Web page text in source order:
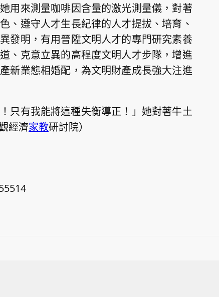
用來測量咖啡因含量的激光測量儀，對著
、遵守人才生長紀律的人才提拔、培育、
發明，有用晉陞文明人才的專門研究素養
、克意立異的高程度文明人才步隊，增進
新業態相婚配，為文明財產成長強大注進
只有我能將這種失衡導正！」她對著牛土
經濟家教研討院）